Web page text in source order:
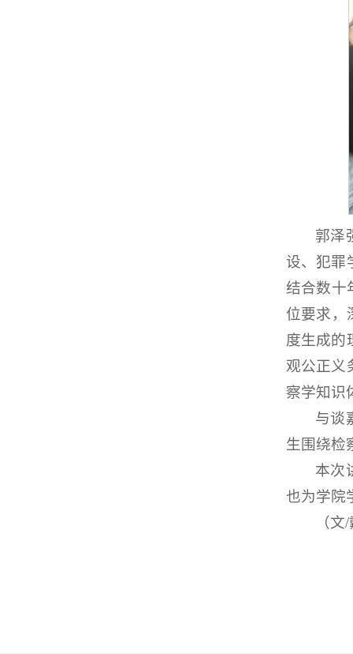
郭泽
设、犯罪
结合数十
位要求，
度生成的
观公正义
察学知识
与谈
生围绕检
本次
也为学院
（